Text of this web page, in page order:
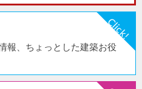
報、ちょっとした建築お役